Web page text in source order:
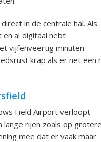
in de centrale hal. Als
en al digitaal hebt
vijfenveertig minuten
krap als er net een
Field Airport verloopt
lange rijen zoals op
mee dat er vaak maar